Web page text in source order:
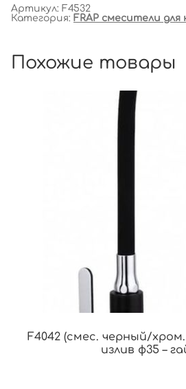
Артикул: F4532
Категория: FRAP смесители для
Похожие товары
F4042 (смес. черный/
излив ф35 –